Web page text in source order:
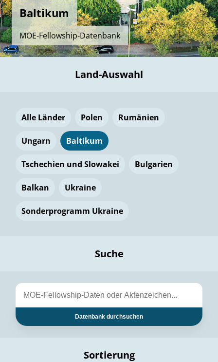
Baltikum
MOE-Fellowship-Datenbank
Land-Auswahl
Alle Länder Polen Rumänien
Ungarn Baltikum
Tschechien und Slowakei Bulgarien
Balkan Ukraine
Sonderprogramm Ukraine
Suche
Datenbank durchsuchen
Sortierung